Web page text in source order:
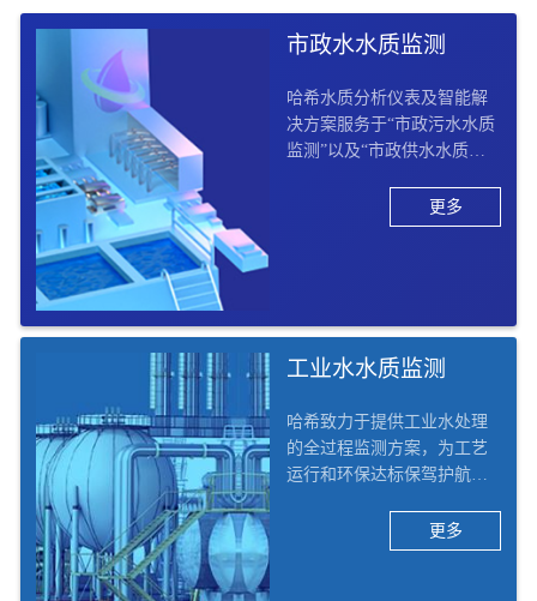
市政水水质监测
哈希水质分析仪表及智能解
决方案服务于“市政污水水质
监测”以及“市政供水水质监
水质监测“从源头到龙头”以
及市政污水水质监测“收集 –
更多
工业水水质监测
哈希致力于提供工业水处理
的全过程监测方案，为工艺
运行和环保达标保驾护航。
3个二级子行业，42个三级子
行业，例如化工、电力、矿
更多